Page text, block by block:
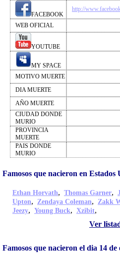
FACEBOOK
http://
WEB OFICIAL
YOUTUBE
MY SPACE
MOTIVO MUERTE
DIA MUERTE
AÑO MUERTE
CIUDAD DONDE
MURIO
PROVINCIA
MUERTE
PAIS DONDE
MURIO
Famosos que nacieron en
Ethan Horvath, Thomas Garner,
Upton, Zendaya Coleman, Zakk
Jeezy, Young Buck, Xzibit,
Ver
Famosos que nacieron el dia 14